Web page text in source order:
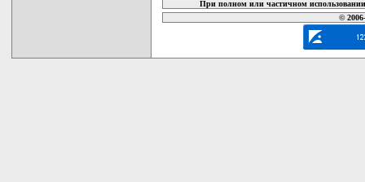
При полном или частичном
©